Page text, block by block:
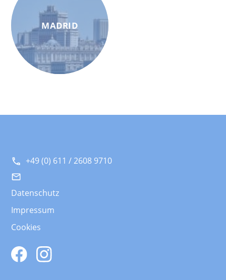
MADRID
+49 (0) 611 / 2608 9710
Datenschutz
Impressum
Cookies